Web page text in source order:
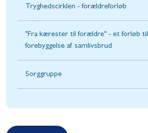
Tryghedscirklen - forældreforløb
"Fra kærester til forældre" - et forløb til
forebyggelse af samlivsbrud
Sorggruppe